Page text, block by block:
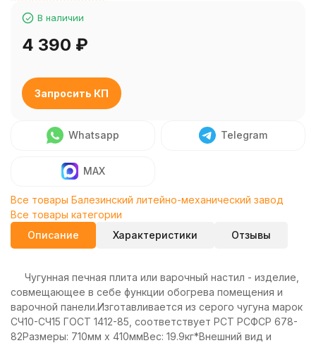
В наличии
4 390 ₽
Запросить КП
Whatsapp Telegram
MAX
Все товары Балезинский литейно-механический завод
Все товары категории
Описание
Характеристики Отзывы
Чугунная печная плита или варочный настил - изделие,
совмещающее в себе функции обогрева помещения и
варочной панели.Изготавливается из серого чугуна марок
СЧ10-СЧ15 ГОСТ 1412-85, соответствует РСТ РСФСР 678-
82Размеры: 710мм х 410ммВес: 19.9кг*Внешний вид и